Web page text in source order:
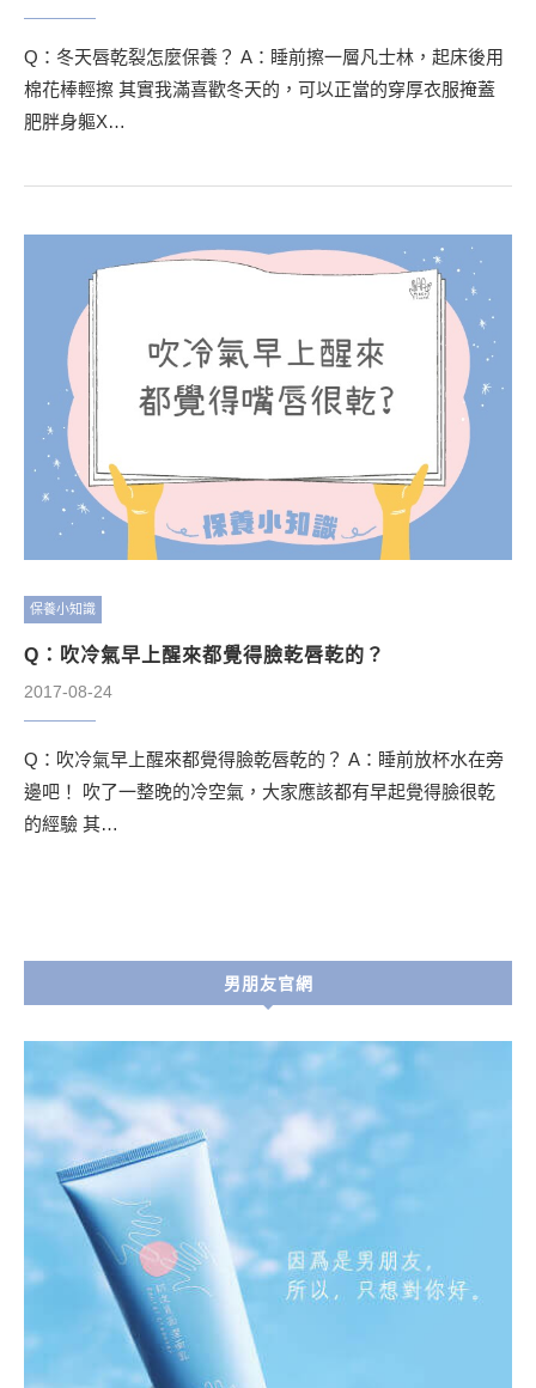
Q：冬天唇乾裂怎麼保養？ A：睡前擦一層凡士林，起床後用
棉花棒輕擦 其實我滿喜歡冬天的，可以正當的穿厚衣服掩蓋
肥胖身軀X…
保養小知識
Q：吹冷氣早上醒來都覺得臉乾唇乾的？
2017-08-24
Q：吹冷氣早上醒來都覺得臉乾唇乾的？ A：睡前放杯水在旁
邊吧！ 吹了一整晚的冷空氣，大家應該都有早起覺得臉很乾
的經驗 其…
男朋友官網